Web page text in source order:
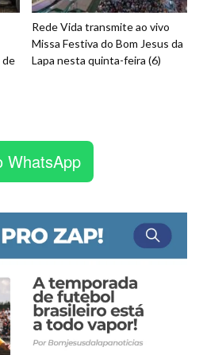
de
Rede Vida transmite ao vivo
Missa Festiva do Bom Jesus da
Lapa nesta quinta-feira (6)
WhatsApp